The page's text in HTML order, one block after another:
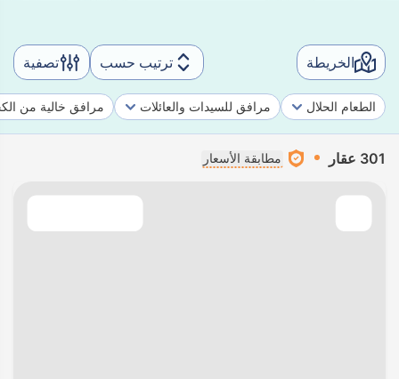
الخريطة ترتيب حسب تصفية
الطعام الحلال مرافق للسيدات والعائلات مرافق خالية من
301 عقار مطابقة الأسعار